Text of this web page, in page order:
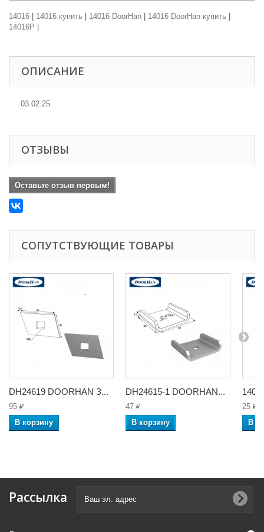
14016 14016 купить 14016 DoorHan 14016 DoorHan купить
14016P
ОПИСАНИЕ
03.02.25
ОТЗЫВЫ
Оставьте отзыв первым!
СОПУТСТВУЮЩИЕ ТОВАРЫ
DH24619 DOORHAN З...
95 ₽
В корзину
DH24615-1 DOORHAN...
47 ₽
В корзину
25 ₽
В
Рассылка